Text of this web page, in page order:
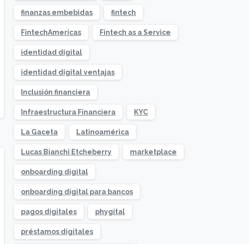
finanzas embebidas fintech
FintechAmericas Fintech as a Service
identidad digital
identidad digital ventajas
Inclusión financiera
Infraestructura Financiera KYC
La Gaceta Latinoamérica
Lucas Bianchi Etcheberry marketplace
onboarding digital
onboarding digital para bancos
pagos digitales phygital
préstamos digitales